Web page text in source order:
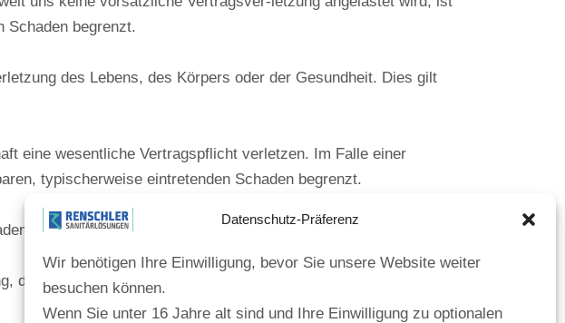
Datenschutz-Präferenz
Wir benötigen Ihre Einwilligung, bevor Sie unsere Website weiter
besuchen können.
Wenn Sie unter 16 Jahre alt sind und Ihre Einwilligung zu optionalen
Schaden begrenzt.
des Lebens, des Körpers oder der Gesundheit. Dies gilt
eine wesentliche Vertragspflicht verletzen. Im Falle einer
typischerweise eintretenden Schaden begrenzt.
ausgeschlossen.
durch Nichtbeachtung von Pflegevorschriften oder